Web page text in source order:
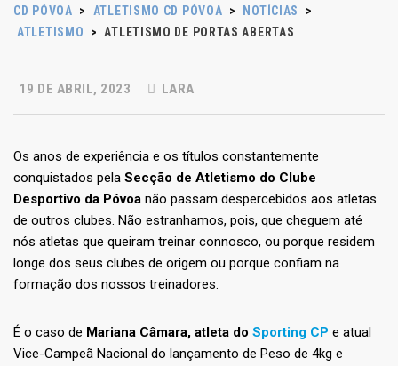
CD PÓVOA > ATLETISMO CD PÓVOA > NOTÍCIAS
>
ATLETISMO
> ATLETISMO DE PORTAS ABERTAS
19 DE ABRIL, 2023 LARA
Os anos de experiência e os títulos constantemente
conquistados pela Secção de Atletismo do Clube
Desportivo da Póvoa não passam despercebidos aos atletas
de outros clubes. Não estranhamos, pois, que cheguem até
nós atletas que queiram treinar connosco, ou porque residem
longe dos seus clubes de origem ou porque confiam na
formação dos nossos treinadores.
É o caso de Mariana Câmara, atleta do Sporting CP e atual
Vice-Campeã Nacional do lançamento de Peso de 4kg e